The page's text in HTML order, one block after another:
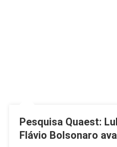
Pesquisa Quaest:
Flávio Bolsonaro